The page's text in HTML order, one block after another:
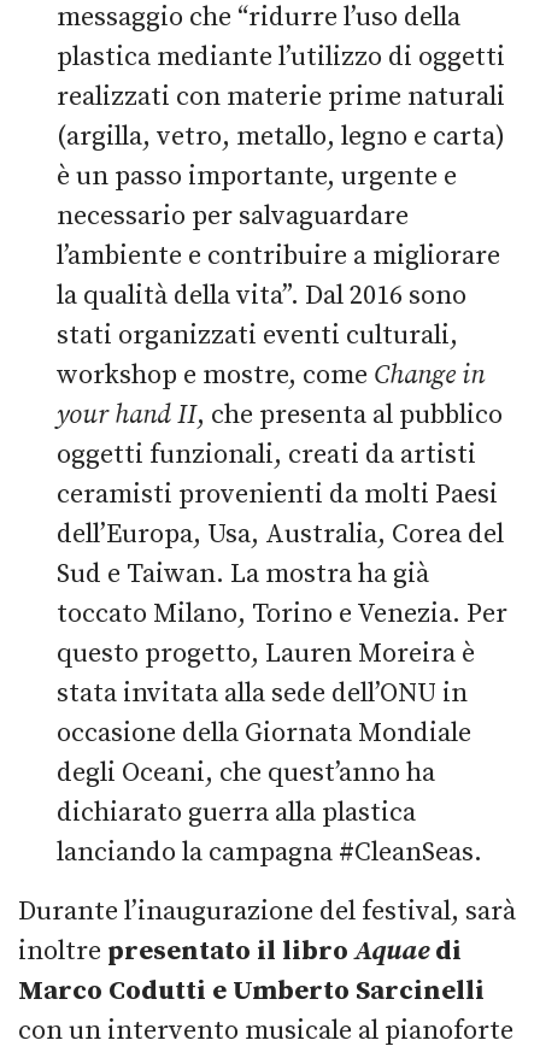
messaggio che “ridurre l’uso della
plastica mediante l’utilizzo di oggetti
realizzati con materie prime naturali
(argilla, vetro, metallo, legno e carta)
è un passo importante, urgente e
necessario per salvaguardare
l’ambiente e contribuire a migliorare
la qualità della vita”. Dal 2016 sono
stati organizzati eventi culturali,
workshop e mostre, come Change in
your hand II, che presenta al pubblico
oggetti funzionali, creati da artisti
ceramisti provenienti da molti Paesi
dell’Europa, Usa, Australia, Corea del
Sud e Taiwan. La mostra ha già
toccato Milano, Torino e Venezia. Per
questo progetto, Lauren Moreira è
stata invitata alla sede dell’ONU in
occasione della Giornata Mondiale
degli Oceani, che quest’anno ha
dichiarato guerra alla plastica
lanciando la campagna #CleanSeas.
Durante l’inaugurazione del festival, sarà
inoltre presentato il libroAquaedi
Marco Codutti e Umberto Sarcinelli
con un intervento musicale al pianoforte